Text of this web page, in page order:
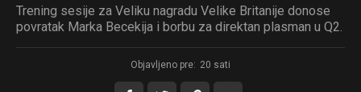
Trening sesije za Veliku nagradu Velike Britanije donose
povratak Marka Becekija i borbu za direktan plasman u Q2.
Objavljeno pre: 20 sati